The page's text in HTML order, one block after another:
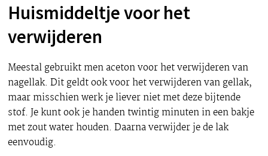
Huismiddeltje voor het
verwijderen
Meestal gebruikt men aceton voor het verwijderen van
nagellak. Dit geldt ook voor het verwijderen van gellak,
maar misschien werk je liever niet met deze bijtende
stof. Je kunt ook je handen twintig minuten in een bakje
met zout water houden. Daarna verwijder je de lak
eenvoudig.